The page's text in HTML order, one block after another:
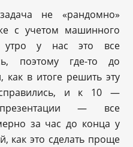
не «рандомно»
с учетом машинного
у нас это все
поэтому где-то до
в итоге решить эту
и к 10 —
— все
за час до конца у
как это сделать проще